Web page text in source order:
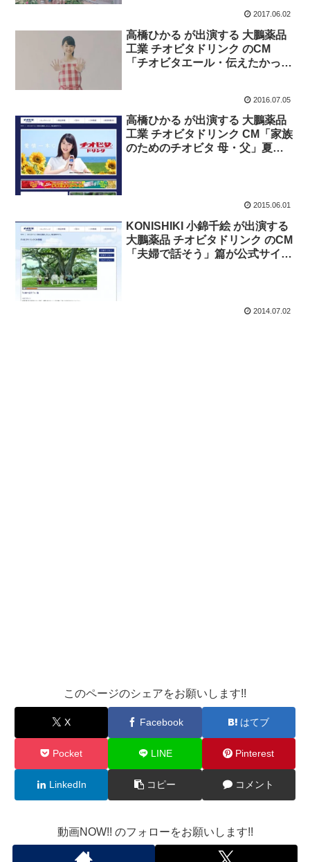
2017.06.02
高橋ひかる が出演する 大鵬薬品
工業 チオビタドリンク のCM
「チオビタエール・伝えたかった
2016.07.05
高橋ひかる が出演する 大鵬薬品
工業 チオビタドリンク CM「家族
のためのチオビタ 母・父」夏篇
2015.06.01
KONISHIKI 小錦千絵 が出演する
大鵬薬品 チオビタドリンク のCM
「夫婦で話そう」篇が公式サイト
2014.07.02
このページのシェアをお願いします!!
X Facebook はてブ
Pocket LINE Pinterest
LinkedIn コピー コメント
動画NOW!! のフォローをお願いします!!